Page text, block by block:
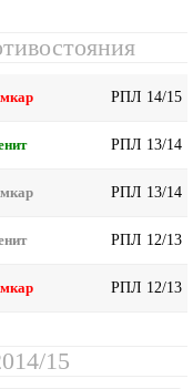
РПЛ 14/15
РПЛ 13/14
РПЛ 13/14
РПЛ 12/13
РПЛ 12/13
15